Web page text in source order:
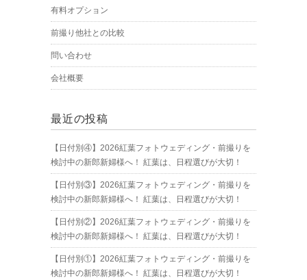
有料オプション
前撮り他社との比較
問い合わせ
会社概要
最近の投稿
【日付別④】2026紅葉フォトウェディング・前撮りを
検討中の新郎新婦様へ！ 紅葉は、日程選びが大切！
【日付別③】2026紅葉フォトウェディング・前撮りを
検討中の新郎新婦様へ！ 紅葉は、日程選びが大切！
【日付別②】2026紅葉フォトウェディング・前撮りを
検討中の新郎新婦様へ！ 紅葉は、日程選びが大切！
【日付別①】2026紅葉フォトウェディング・前撮りを
検討中の新郎新婦様へ！ 紅葉は、日程選びが大切！